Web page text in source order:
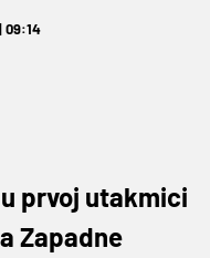
09:14
prvoj utakmici
Zapadne